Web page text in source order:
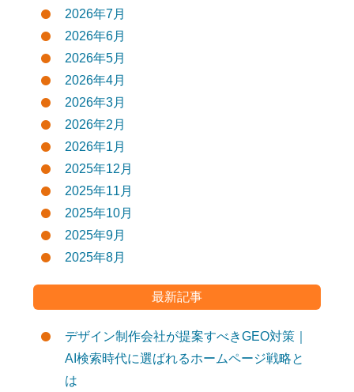
2026年7月
2026年6月
2026年5月
2026年4月
2026年3月
2026年2月
2026年1月
2025年12月
2025年11月
2025年10月
2025年9月
2025年8月
最新記事
デザイン制作会社が提案すべきGEO対策｜
AI検索時代に選ばれるホームページ戦略と
は